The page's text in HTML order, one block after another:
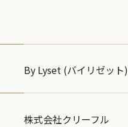
By Lyset (バイリゼット)
株式会社クリーフル